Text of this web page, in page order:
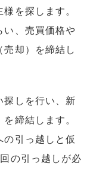
を探します。
い、売買価格や
却）を締結し
探しを行い、新
締結します。
の引っ越しと仮
の引っ越しが必